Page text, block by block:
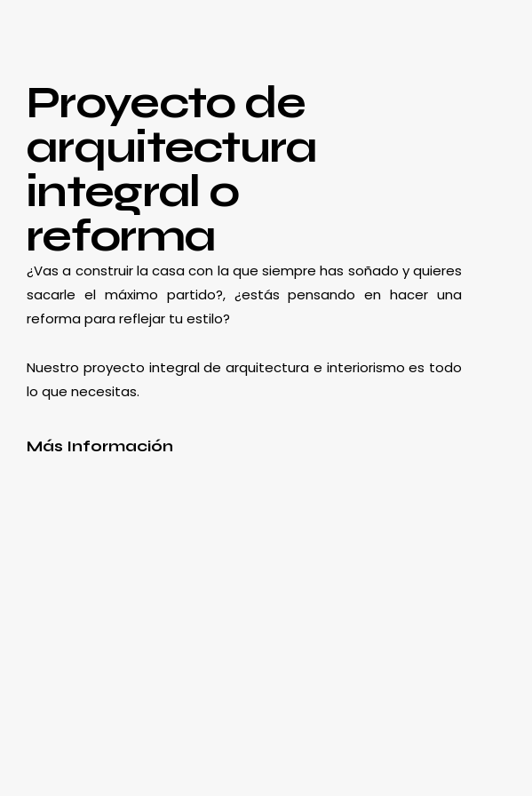
Proyecto de
arquitectura
integral o
reforma
¿Vas a construir la casa con la que siempre has soñado y quieres
sacarle el máximo partido?, ¿estás pensando en hacer una
reforma para reflejar tu estilo?
Nuestro proyecto integral de arquitectura e interiorismo es todo
lo que necesitas.
Más Información